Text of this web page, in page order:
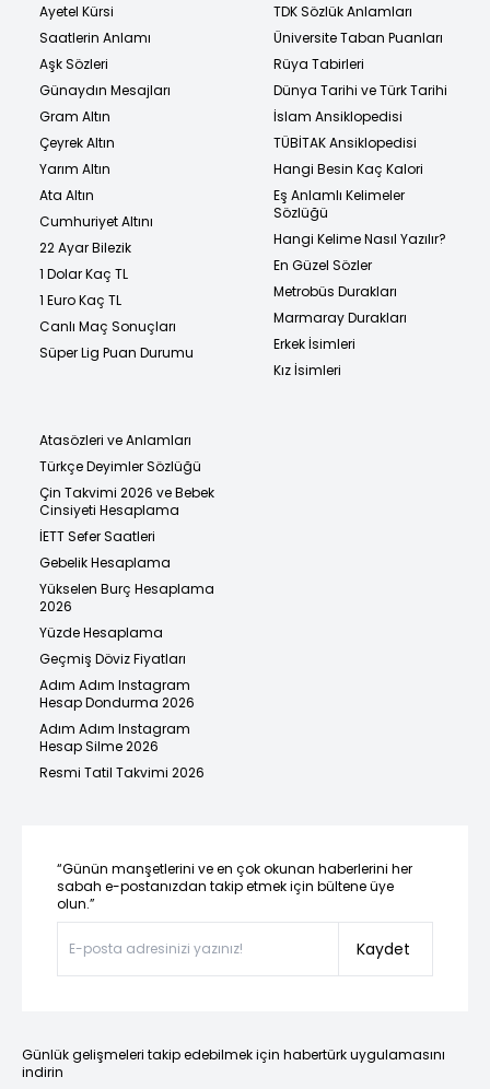
Ayetel Kürsi
Saatlerin Anlamı
Aşk Sözleri
Günaydın Mesajları
Gram Altın
Çeyrek Altın
Yarım Altın
Ata Altın
Cumhuriyet Altını
22 Ayar Bilezik
1 Dolar Kaç TL
1 Euro Kaç TL
Canlı Maç Sonuçları
Süper Lig Puan Durumu
TDK Sözlük Anlamları
Üniversite Taban Puanları
Rüya Tabirleri
Dünya Tarihi ve Türk Tarihi
İslam Ansiklopedisi
TÜBİTAK Ansiklopedisi
Hangi Besin Kaç Kalori
Eş Anlamlı Kelimeler
Sözlüğü
Hangi Kelime Nasıl Yazılır?
En Güzel Sözler
Metrobüs Durakları
Marmaray Durakları
Erkek İsimleri
Kız İsimleri
Atasözleri ve Anlamları
Türkçe Deyimler Sözlüğü
Çin Takvimi 2026 ve Bebek
Cinsiyeti Hesaplama
İETT Sefer Saatleri
Gebelik Hesaplama
Yükselen Burç Hesaplama
2026
Yüzde Hesaplama
Geçmiş Döviz Fiyatları
Adım Adım Instagram
Hesap Dondurma 2026
Adım Adım Instagram
Hesap Silme 2026
Resmi Tatil Takvimi 2026
“Günün manşetlerini ve en çok okunan haberlerini her
sabah e-postanızdan takip etmek için bültene üye
olun.”
Kaydet
Günlük gelişmeleri takip edebilmek için habertürk uygulamasını
indirin